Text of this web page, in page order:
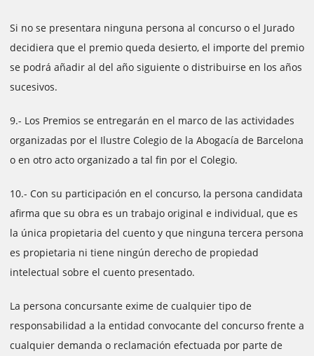
Si no se presentara ninguna persona al concurso o el Jurado
decidiera que el premio queda desierto, el importe del premio
se podrá añadir al del año siguiente o distribuirse en los años
sucesivos.
9.- Los Premios se entregarán en el marco de las actividades
organizadas por el Ilustre Colegio de la Abogacía de Barcelona
o en otro acto organizado a tal fin por el Colegio.
10.- Con su participación en el concurso, la persona candidata
afirma que su obra es un trabajo original e individual, que es
la única propietaria del cuento y que ninguna tercera persona
es propietaria ni tiene ningún derecho de propiedad
intelectual sobre el cuento presentado.
La persona concursante exime de cualquier tipo de
responsabilidad a la entidad convocante del concurso frente a
cualquier demanda o reclamación efectuada por parte de